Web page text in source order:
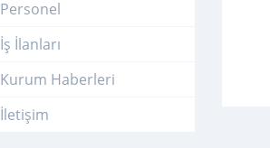
Personel
İş İlanları
Kurum Haberleri
İletişim